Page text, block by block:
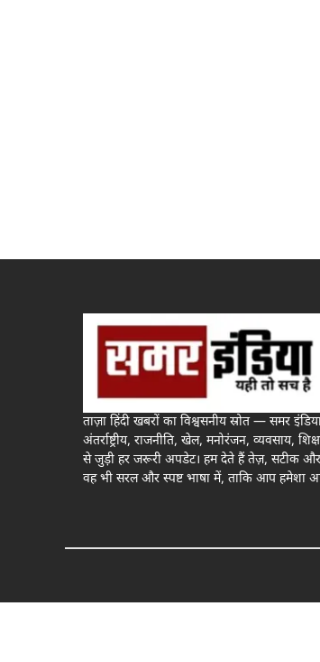
ताज़ा हिंदी खबरों का विश्वसनीय स्रोत — समर इंडिया
अंतर्राष्ट्रीय, राजनीति, खेल, मनोरंजन, व्यवसाय,
से जुड़ी हर जरूरी अपडेट। हम देते हैं तेज़, सटीक और
वह भी सरल और स्पष्ट भाषा में, ताकि आप हमेशा